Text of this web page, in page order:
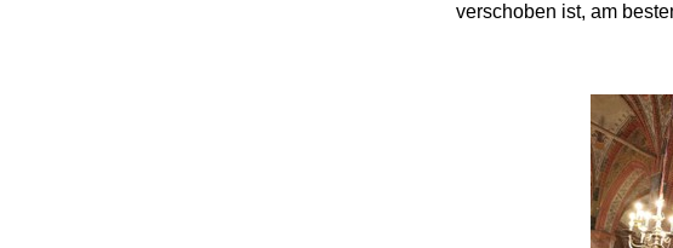
verschoben ist, am